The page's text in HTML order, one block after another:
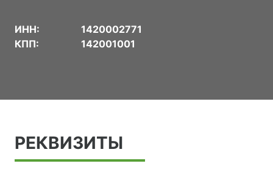
ИНН:
1420002771
КПП:
142001001
РЕКВИЗИТЫ